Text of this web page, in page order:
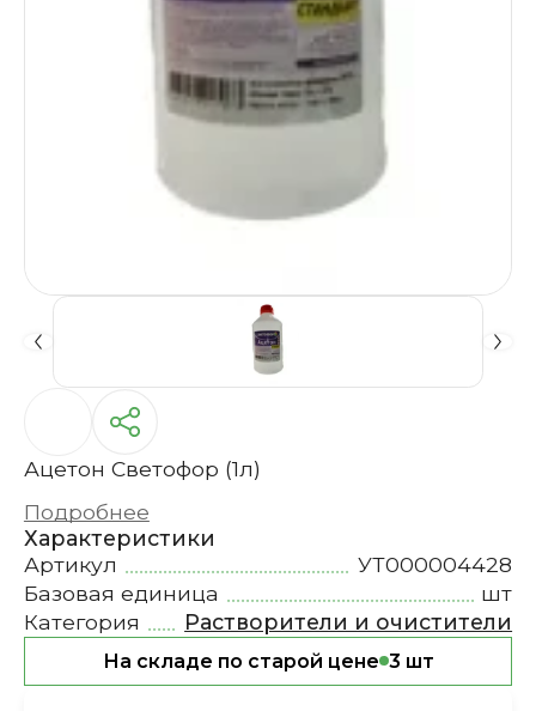
Ацетон Светофор (1л)
Подробнее
Характеристики
Артикул
УТ000004428
Базовая единица
шт
Категория
Растворители и очистители
На складе по старой цене 3 шт